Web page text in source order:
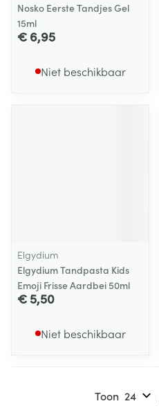
Nosko Eerste Tandjes Gel
15ml
€ 6,95
Niet beschikbaar
Elgydium
Elgydium Tandpasta Kids
Emoji Frisse Aardbei 50ml
€ 5,50
Niet beschikbaar
Toon